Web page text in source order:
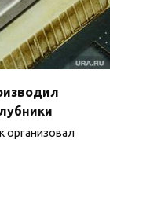
организовал